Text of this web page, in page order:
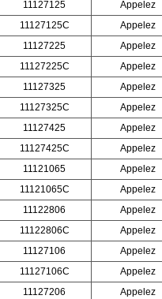
11127125 Appelez
11127125C Appelez
11127225 Appelez
11127225C Appelez
11127325 Appelez
11127325C Appelez
11127425 Appelez
11127425C Appelez
11121065 Appelez
11121065C Appelez
11122806 Appelez
11122806C Appelez
11127106 Appelez
11127106C Appelez
11127206 Appelez